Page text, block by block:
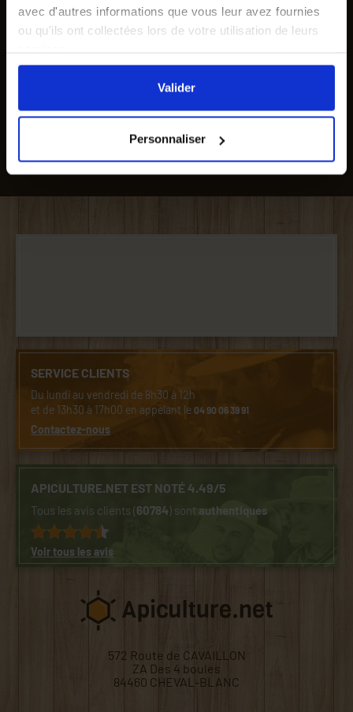
avec d'autres informations que vous leur avez fournies
ou qu'ils ont collectées lors de votre utilisation de leurs
En cliquant sur le boutonValidervous acceptez
l'ensemble des cookies de notre site ainsi que ceux de
nos partenaires. Vous pouvez également choisir les
Valider
Personnaliser
SUIVEZ-NOUS
Recevez nos offres et
SERVICE CLIENTS
Du lundi au vendredi de 8h30 à 12h
et de 13h30 à 17h00 en appelant le04 90 06 39 91
Contactez-nous
APICULTURE.NET EST NOTÉ 4.49/5
Tous les avis clients (60784) sontauthentiques
Voir tous les avis
572 Route de CAVAILLON
ZA Des 4 boules
84460 CHEVAL-BLANC